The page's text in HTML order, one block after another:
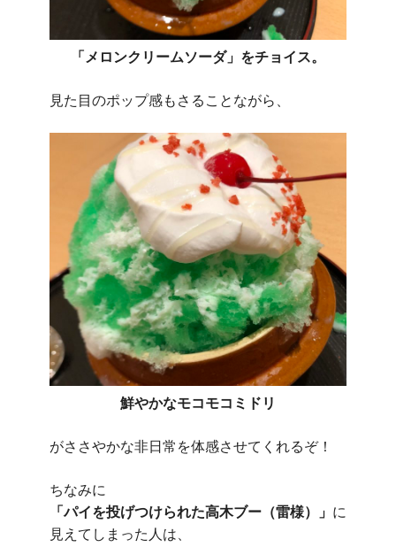
「メロンクリームソーダ」をチョイス。
見た目のポップ感もさることながら、
鮮やかなモコモコミドリ
がささやかな非日常を体感させてくれるぞ！
ちなみに
「パイを投げつけられた高木ブー（雷様）」 に
見えてしまった人は、